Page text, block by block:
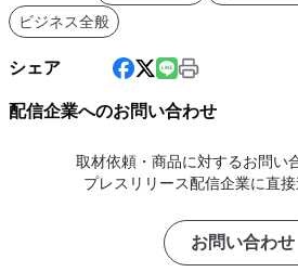
ビジネス全般
シェア
配信企業へのお問い合わせ
取材依頼・商品に対するお問い
プレスリリース配信企業に直接
お問い合わせ